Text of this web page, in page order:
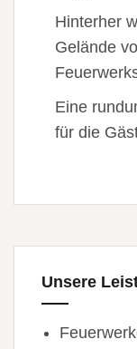
Hinterher
Gelände
Eine
für die
Unsere